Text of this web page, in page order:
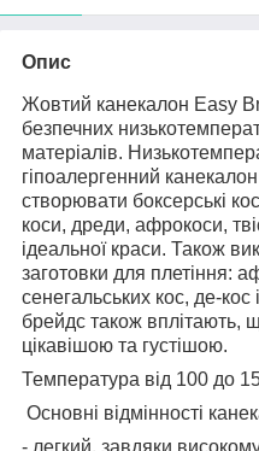
Опис
Жовтий канекалон Easy
безпечних
матеріалів.
гіпоалергенний
створювати боксерські
коси, дреди, афрокоси,
ідеальної краси. Також
заготовки для плетіння:
сенегальських кос, де-кос
брейдс також вплітають,
цікавішою та густішою.
Температура від 100 до
Основні відмінності
- легкий, завдяки